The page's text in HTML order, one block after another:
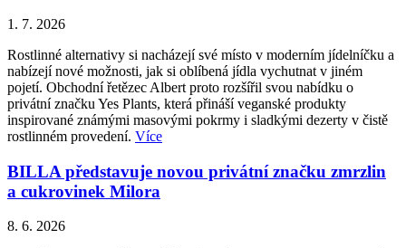
1. 7. 2026
Rostlinné alternativy si nacházejí své místo v moderním jídelníčku a
nabízejí nové možnosti, jak si oblíbená jídla vychutnat v jiném
pojetí. Obchodní řetězec Albert proto rozšířil svou nabídku o
privátní značku Yes Plants, která přináší veganské produkty
inspirované známými masovými pokrmy i sladkými dezerty v čistě
rostlinném provedení. Více
BILLA představuje novou privátní značku zmrzlin
a cukrovinek Milora
8. 6. 2026